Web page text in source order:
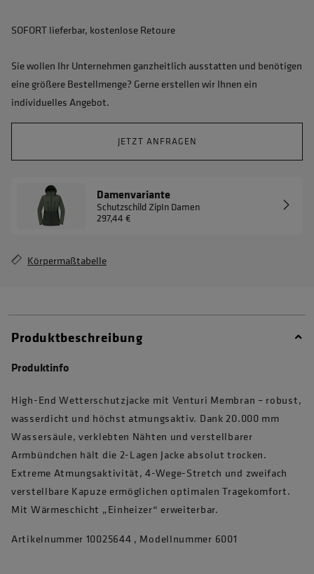
SOFORT lieferbar, kostenlose Retoure
Sie wollen Ihr Unternehmen ganzheitlich ausstatten und benötigen
eine größere Bestellmenge? Gerne erstellen wir Ihnen ein
individuelles Angebot.
JETZT ANFRAGEN
Damenvariante
Schutzschild ZipIn Damen
297,44 €
Körpermaßtabelle
Produktbeschreibung
Produktinfo
High-End Wetterschutzjacke mit Venturi Membran – robust,
wasserdicht und höchst atmungsaktiv. Dank 20.000 mm
Wassersäule, verklebten Nähten und verstellbarer
Armbündchen hält die 2-Lagen Jacke absolut trocken.
Extreme Atmungsaktivität, 4-Wege-Stretch und zweifach
verstellbare Kapuze ermöglichen optimalen Tragekomfort.
Mit Wärmeschicht „Einheizer“ erweiterbar.
Artikelnummer 10025644 , Modellnummer 6001